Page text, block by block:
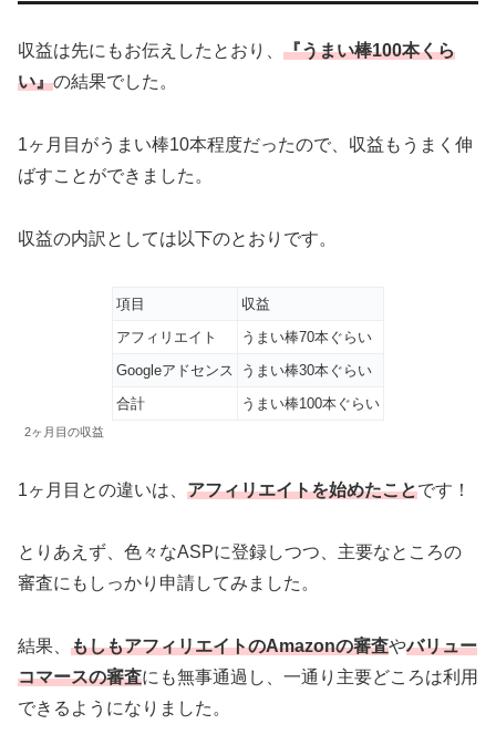
収益は先にもお伝えしたとおり、 『うまい棒100本くら
い』の結果でした。
1ヶ月目がうまい棒10本程度だったので、収益もうまく伸
ばすことができました。
収益の内訳としては以下のとおりです。
項目
収益
アフィリエイト
うまい棒70本ぐらい
Googleアドセンス
うまい棒30本ぐらい
合計
うまい棒100本ぐらい
2ヶ月目の収益
1ヶ月目との違いは、 アフィリエイトを始めたことです！
とりあえず、色々なASPに登録しつつ、主要なところの
審査にもしっかり申請してみました。
結果、 もしもアフィリエイトのAmazonの審査やバリュー
コマースの審査にも無事通過し、一通り主要どころは利用
できるようになりました。